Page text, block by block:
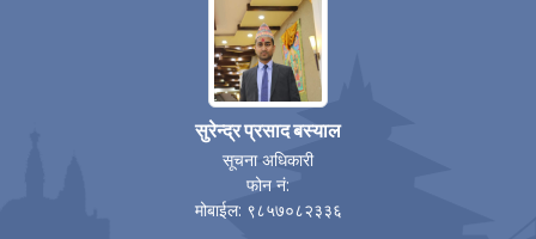
सुरेन्द्र प्रसाद बस्याल
सूचना अधिकारी
फोन नं:
मोबाईल: ९८५७०८२३३६